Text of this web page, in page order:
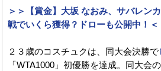
＞＞【賞金】大坂 なおみ、サバレン
戦でいくら獲得？ドローも公開中！＜
２３歳のコスチュクは、同大会決勝で
「WTA1000」初優勝を達成。同大会